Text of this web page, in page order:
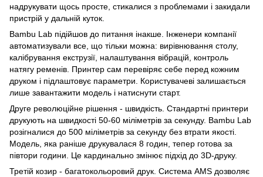
надрукувати щось просте, стикалися з проблемами і закидали
пристрій у дальній куток.
Bambu Lab підійшов до питання інакше. Інженери компанії
автоматизували все, що тільки можна: вирівнювання столу,
калібрування екструзії, налаштування вібрацій, контроль
натягу ременів. Принтер сам перевіряє себе перед кожним
друком і підлаштовує параметри. Користувачеві залишається
лише завантажити модель і натиснути старт.
Друге революційне рішення - швидкість. Стандартні принтери
друкують на швидкості 50-60 міліметрів за секунду. Bambu Lab
розігналися до 500 міліметрів за секунду без втрати якості.
Модель, яка раніше друкувалася 8 годин, тепер готова за
півтори години. Це кардинально змінює підхід до 3D-друку.
Третій козир - багатокольоровий друк. Система AMS дозволяє